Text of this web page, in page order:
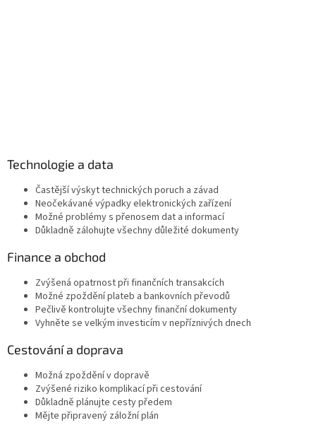
Technologie a data
Častější výskyt technických poruch a závad
Neočekávané výpadky elektronických zařízení
Možné problémy s přenosem dat a informací
Důkladně zálohujte všechny důležité dokumenty
Finance a obchod
Zvýšená opatrnost při finančních transakcích
Možné zpoždění plateb a bankovních převodů
Pečlivě kontrolujte všechny finanční dokumenty
Vyhněte se velkým investicím v nepříznivých dnech
Cestování a doprava
Možná zpoždění v dopravě
Zvýšené riziko komplikací při cestování
Důkladně plánujte cesty předem
Mějte připravený záložní plán